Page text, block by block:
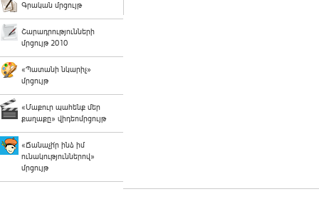
Գրական մրցույթ
Շարադրությունների
մրցույթ 2010
«Պատանի նկարիչ»
մրցույթ
«Մաքուր պահենք մեր
քաղաքը» վիդեոմրցույթ
«Ճանաչի՛ր ինձ իմ
ունակություններով»
մրցույթ